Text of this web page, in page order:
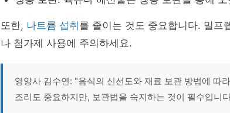
또한, 나트륨 섭취 를 줄이는 것도 중요합니다. 밀프
나 첨가제 사용에 주의하세요.
영양사 김수연: "음식의 신선도와 재료 보관 방법에 따
조리도 중요하지만, 보관법을 숙지하는 것이 필수입니